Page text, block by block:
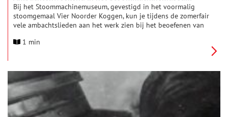
Bij het Stoommachinemuseum, gevestigd in het voormalig
stoomgemaal Vier Noorder Koggen, kun je tijdens de zomerfair
vele ambachtslieden aan het werk zien bij het beoefenen van
zijn prachtige houten sculpturen en laat hij de techniek zien
midwinterhoorn bouwen, houtdraaien, weven, spinnen,
touwslaan (sla je eigen springtouw!), (edel)smeden en nog veel
meer.
1 min